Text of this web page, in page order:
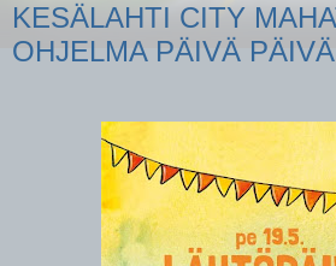
KESÄLAHTI CITY
OHJELMA PÄIVÄ